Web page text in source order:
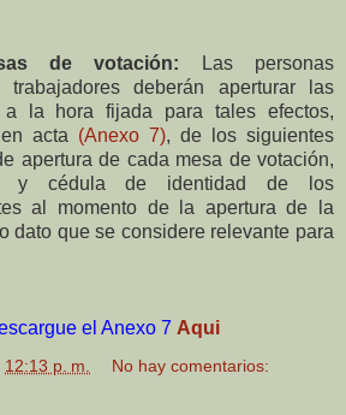
de votación: Las personas
deberán aperturar
las
a la hora fijada para tales efectos,
acta (Anexo 7), de
los siguientes
apertura de cada mesa de votación,
y cédula de identidad de los
al momento de la apertura de la
dato que se considere relevante para
el Anexo 7 Aqui
12:13 p. m. No hay comentarios: